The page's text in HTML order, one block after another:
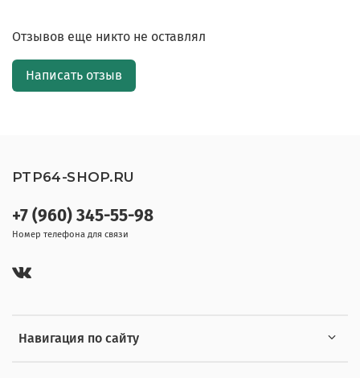
Отзывов еще никто не оставлял
Написать отзыв
Навигация по сайту
+7 (960) 345-55-98
Номер телефона для связи
PTP64-SHOP.RU